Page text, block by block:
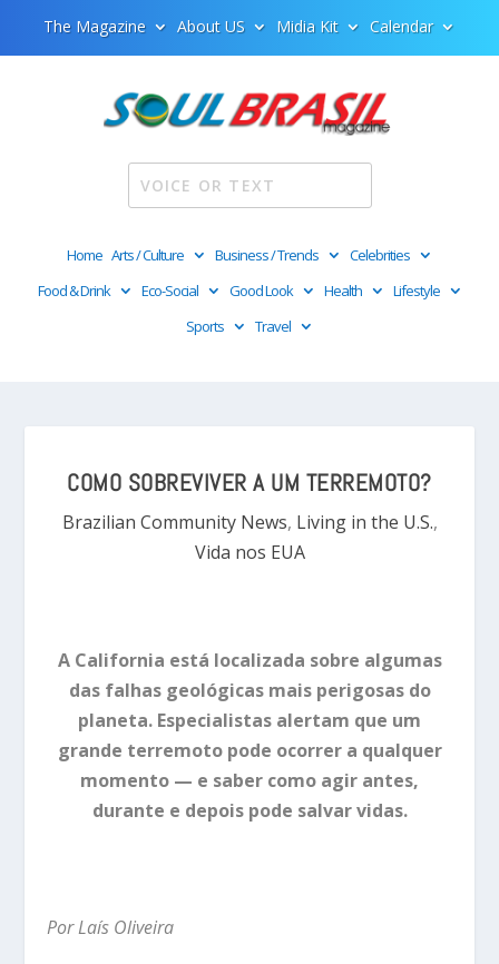
The Magazine About US Midia Kit Calendar
Home Arts / Culture Business / Trends
Celebrities
Food & Drink
Eco-Social Good Look Health
Lifestyle
Sports
Travel
COMO SOBREVIVER A UM TERREMOTO?
Brazilian Community News, Living in the U.S.,
Vida nos EUA
A California está localizada sobre algumas
das falhas geológicas mais perigosas do
planeta. Especialistas alertam que um
grande terremoto pode ocorrer a qualquer
momento — e saber como agir antes,
durante e depois pode salvar vidas.
Por Laís Oliveira